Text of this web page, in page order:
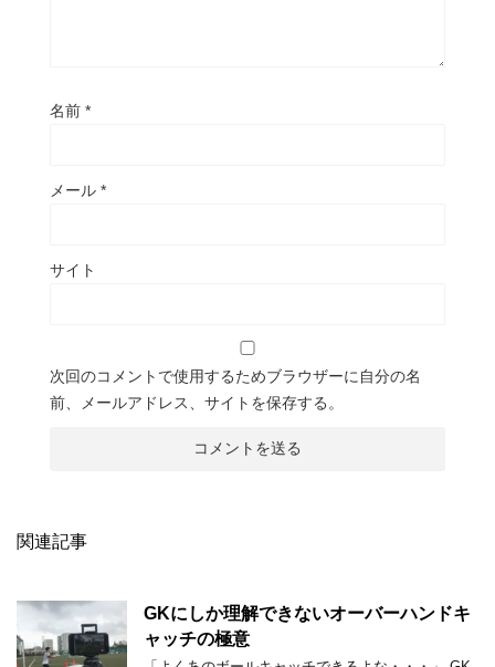
名前 *
メール *
サイト
次回のコメントで使用するためブラウザーに自分の名
前、メールアドレス、サイトを保存する。
関連記事
GKにしか理解できないオーバーハンドキ
ャッチの極意